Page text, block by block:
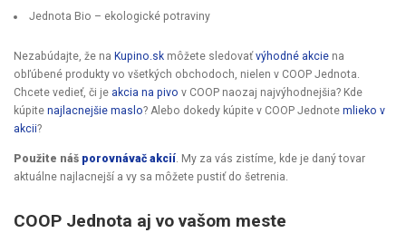
Jednota Bio – ekologické potraviny
Nezabúdajte, že na Kupino.sk môžete sledovaťvýhodné akcie na
obľúbené produkty vo všetkých obchodoch, nielen v COOP Jednota.
Chcete vedieť, či je akcia na pivo v COOP naozaj najvýhodnejšia? Kde
kúpite najlacnejšie maslo? Alebo dokedy kúpite v COOP Jednote mlieko v
akcii?
Použite náš porovnávač akcií. My za vás zistíme, kde je daný tovar
aktuálne najlacnejší a vy sa môžete pustiť do šetrenia.
COOP Jednota aj vo vašom meste